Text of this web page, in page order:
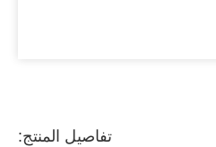
تفاصيل المنتج: